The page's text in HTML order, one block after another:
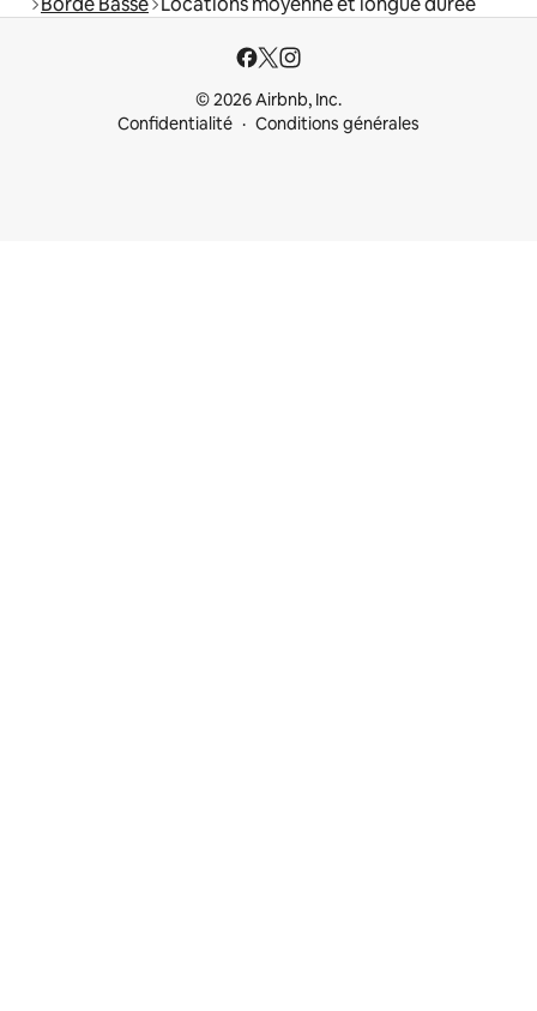
© 2026 Airbnb, Inc.
Confidentialité
Conditions générales